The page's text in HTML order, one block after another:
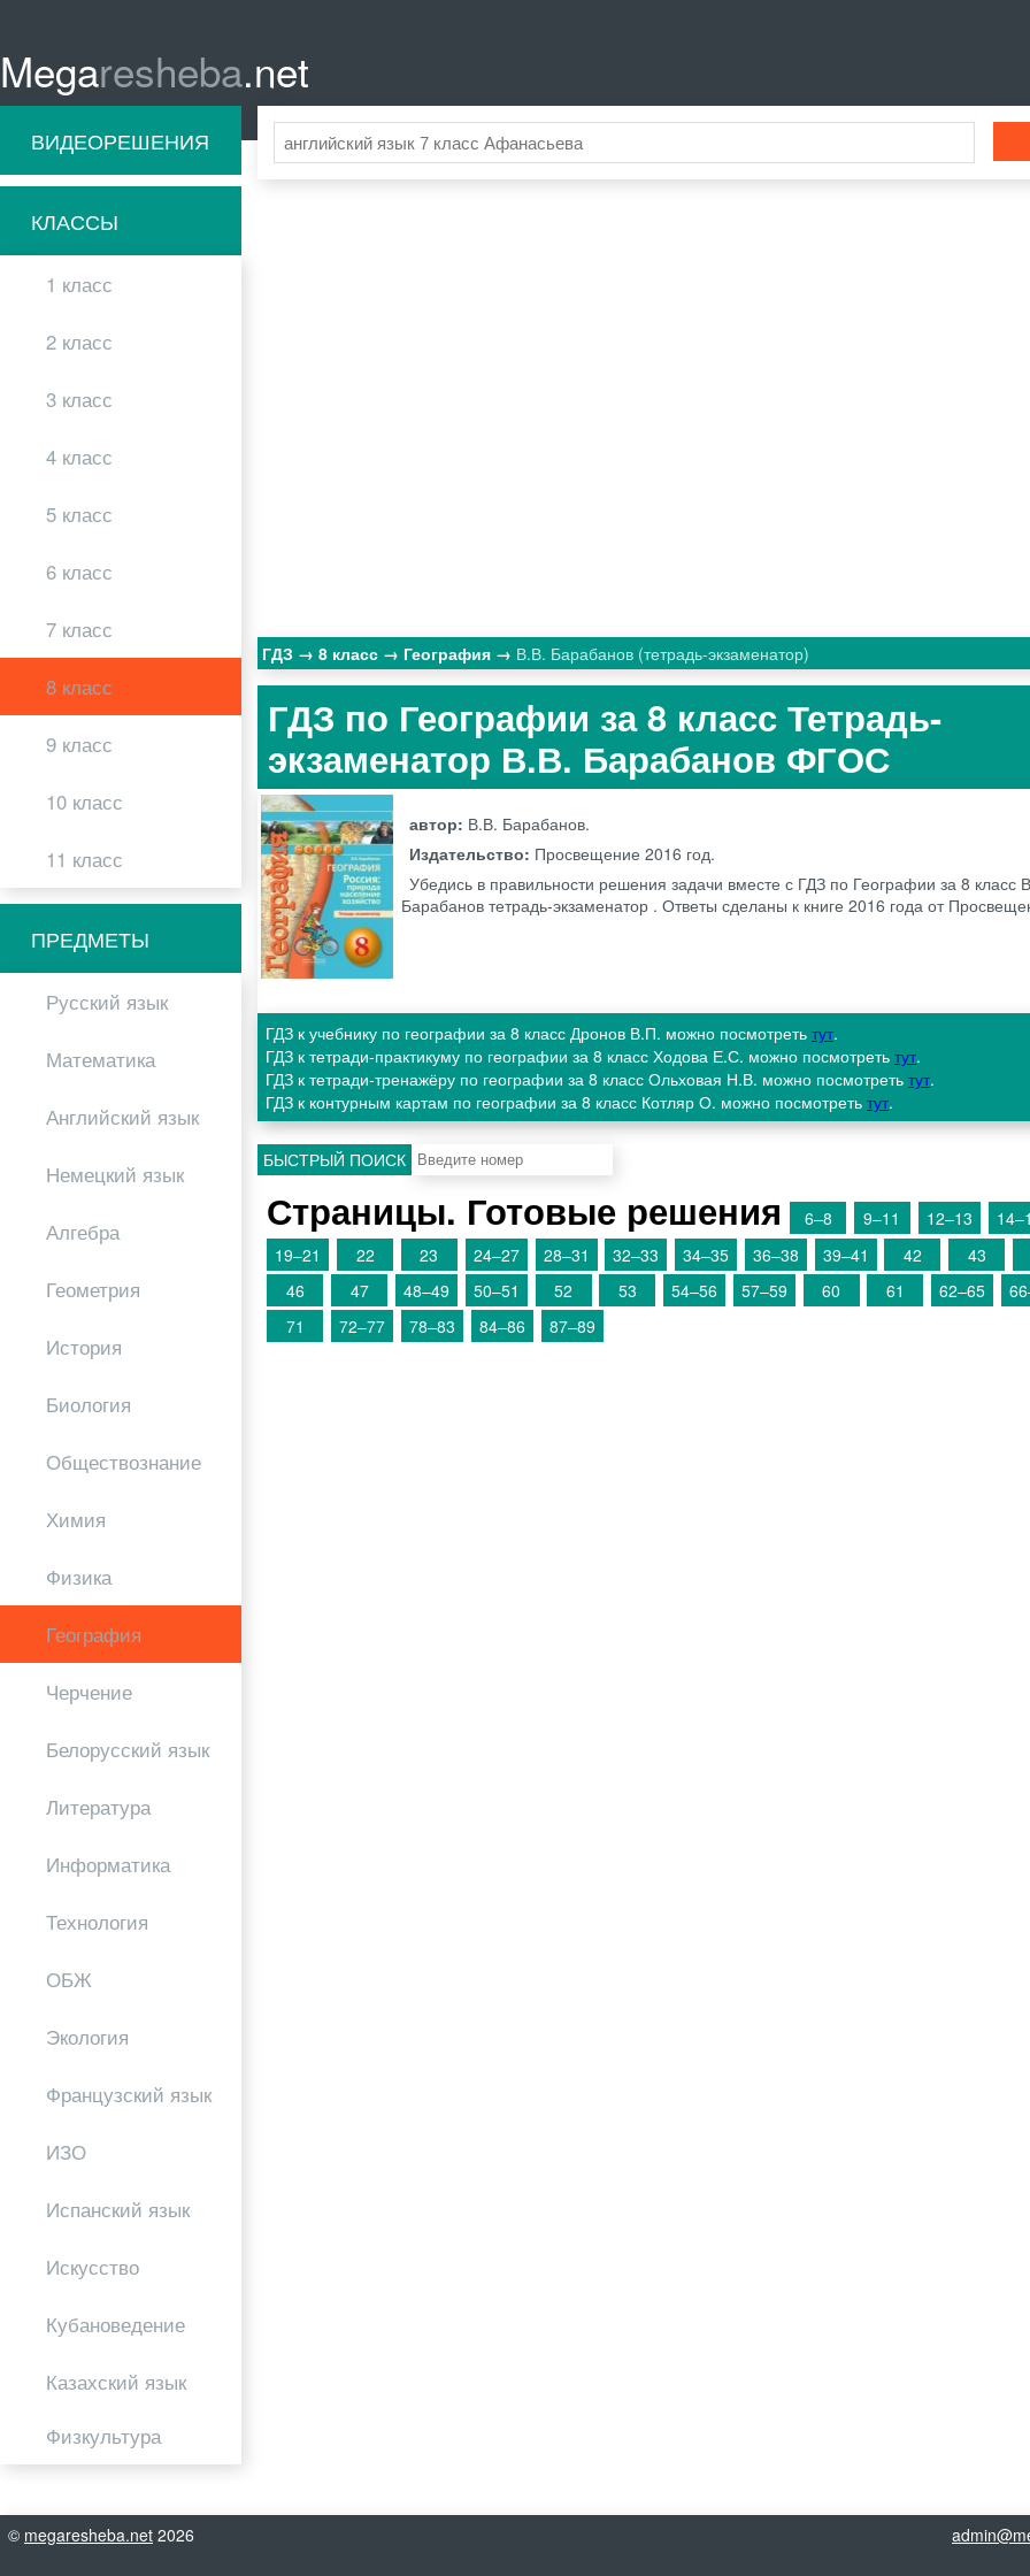
Megaresheba.net
ВИДЕОРЕШЕНИЯ
КЛАССЫ
1 класс
2 класс
3 класс
4 класс
5 класс
6 класс
7 класс
8 класс
9 класс
10 класс
11 класс
ПРЕДМЕТЫ
Русский язык
Математика
Английский язык
Немецкий язык
Алгебра
Геометрия
История
Биология
Обществознание
Химия
Физика
География
Черчение
Белорусский язык
Литература
Информатика
Технология
ОБЖ
Экология
Французский язык
ИЗО
Испанский язык
Искусство
Кубановедение
Казахский язык
Физкультура
ГДЗ 8 класс География В.В. Барабанов (тетрадь-экзаменатор)
ГДЗ по Географии за 8 класс Тетрадь-
экзаменатор В.В. Барабанов ФГОС
автор: В.В. Барабанов.
Издательство: Просвещение 2016 год.
Убедись в правильности решения задачи вместе с ГДЗ по Географии за 8 класс
Барабанов тетрадь-экзаменатор . Ответы сделаны к книге 2016 года от
ГДЗ к учебнику по географии за 8 класс Дронов В.П. можно посмотреть тут.
ГДЗ к тетради-практикуму по географии за 8 класс Ходова Е.С. можно посмотреть тут.
ГДЗ к тетради-тренажёру по географии за 8 класс Ольховая Н.В. можно посмотреть тут.
ГДЗ к контурным картам по географии за 8 класс Котляр О. можно посмотреть тут.
БЫСТРЫЙ ПОИСК
Страницы. Готовые решения 6–8 9–11 12–13
19–21
22 23 24–27 28–31 32–33 34–35 36–38 39–41 42 43
46
47 48–49 50–51 52 53 54–56 57–59 60 61 62–65
71
72–77 78–83 84–86 87–89
© megaresheba.net 2026